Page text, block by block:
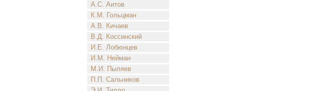
А.С. Аитов
К.М. Гольцман
А.В. Кичаев
В.Д. Коссинский
И.Е. Лобюнцев
И.М. Нейман
М.И. Пыляев
П.П. Сальников